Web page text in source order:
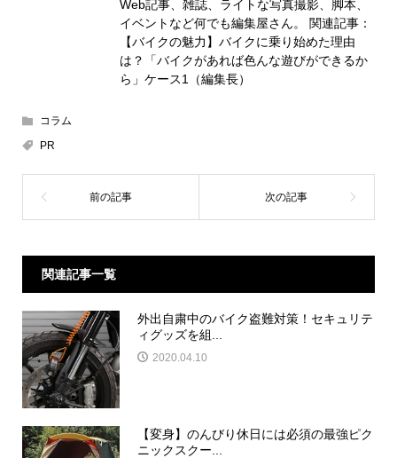
Web記事、雑誌、ライトな写真撮影、脚本、
イベントなど何でも編集屋さん。 関連記事：
【バイクの魅力】バイクに乗り始めた理由
は？「バイクがあれば色んな遊びができるか
ら」ケース1（編集長）
コラム
PR
関連記事一覧
外出自粛中のバイク盗難対策！セキュリテ
ィグッズを組...
2020.04.10
【変身】のんびり休日には必須の最強ピク
ニックスクー...